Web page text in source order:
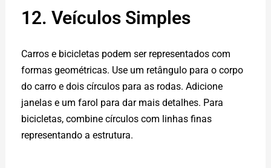
12. Veículos Simples
Carros e bicicletas podem ser representados com
formas geométricas. Use um retângulo para o corpo
do carro e dois círculos para as rodas. Adicione
janelas e um farol para dar mais detalhes. Para
bicicletas, combine círculos com linhas finas
representando a estrutura.